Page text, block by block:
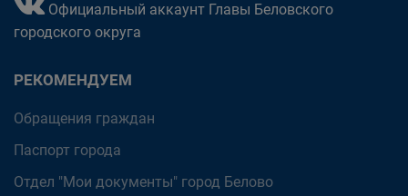
Официальный аккаунт Главы Беловского
городского округа
РЕКОМЕНДУЕМ
Обращения граждан
Паспорт города
Отдел "Мои документы" город Белово